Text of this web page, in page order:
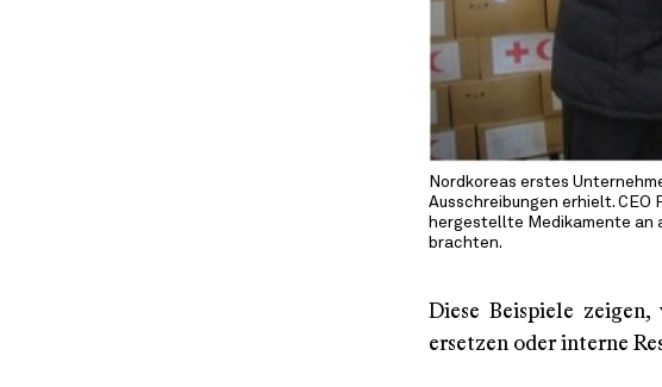
Nordkoreas erstes
Ausschreibungen erhielt.
hergestellte Medikamente an
brachten.
Diese Beispiele
ersetzen oder interne